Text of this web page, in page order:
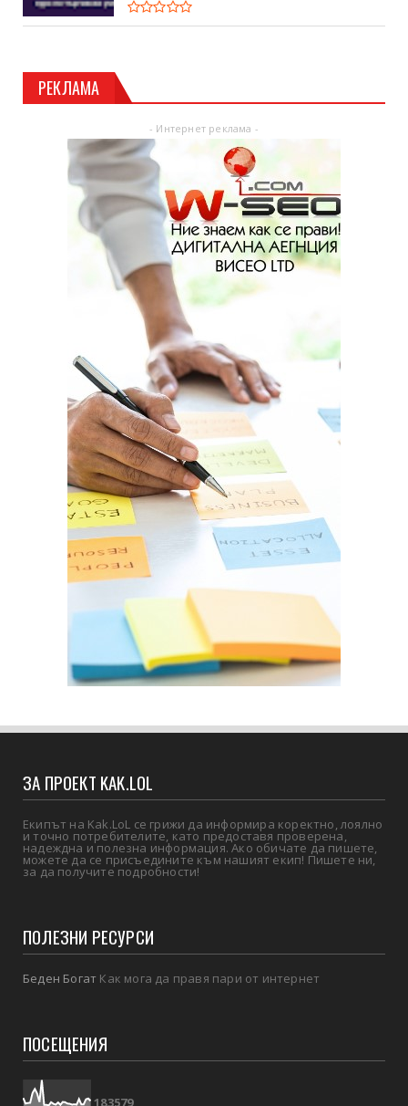
РЕКЛАМА
- Интернет реклама -
ЗА ПРОЕКТ KAK.LOL
Екипът на Kak.LoL се грижи да информира коректно, лоялно
и точно потребителите, като предоставя проверена,
надеждна и полезна информация. Ако обичате да пишете,
можете да се присъедините към нашият екип! Пишете ни,
за да получите подробности!
ПОЛЕЗНИ РЕСУРСИ
Беден Богат Как мога да правя пари от интернет
ПОСЕЩЕНИЯ
183579